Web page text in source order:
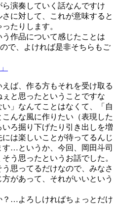
演奏していく話なんですけ
に対して、これが意味すると
たりします。
作品について感じたことは
で、よければ是非そちらもご
ば、作る方もそれを受け取る
と思ったということですな
」なんてことはなくて、「自
んな風に作りたい（表現した
ろ掘り下げたり引き出しを増
は楽しいことが待ってるんじ
…というか、今回、岡田斗司
う思ったというお話でした。
思ってるだけなので、みなさ
があって、それがいいという
…よろしければちょっとだけ